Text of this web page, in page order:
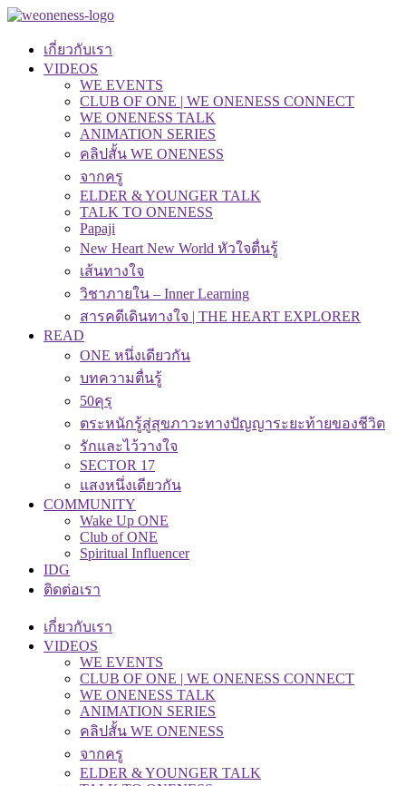
เกี่ยวกับเรา
VIDEOS
WE EVENTS
CLUB OF ONE | WE ONENESS CONNECT
WE ONENESS TALK
ANIMATION SERIES
คลิปสั้น WE ONENESS
จากครู
ELDER & YOUNGER TALK
TALK TO ONENESS
Papaji
New Heart New World หัวใจตื่นรู้
เส้นทางใจ
วิชาภายใน – Inner Learning
สารคดีเดินทางใจ | THE HEART EXPLORER
READ
ONE หนึ่งเดียวกัน
บทความตื่นรู้
50คุรุ
ตระหนักรู้สู่สุขภาวะทางปัญญาระยะท้ายของชีวิต
รักและไว้วางใจ
SECTOR 17
แสงหนึ่งเดียวกัน
COMMUNITY
Wake Up ONE
Club of ONE
Spiritual Influencer
IDG
ติดต่อเรา
เกี่ยวกับเรา
VIDEOS
WE EVENTS
CLUB OF ONE | WE ONENESS CONNECT
WE ONENESS TALK
ANIMATION SERIES
คลิปสั้น WE ONENESS
จากครู
ELDER & YOUNGER TALK